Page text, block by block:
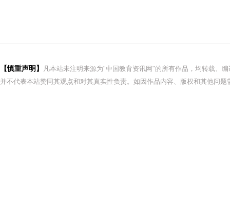
【慎重声明】
凡本站未注明来源为"中国教育资讯网"的所有作品，均转载、
并不代表本站赞同其观点和对其真实性负责。如因作品内容、版权和其他问